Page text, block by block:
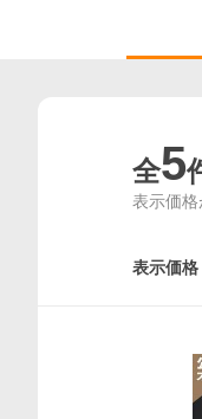
全5
表示価
表示価格